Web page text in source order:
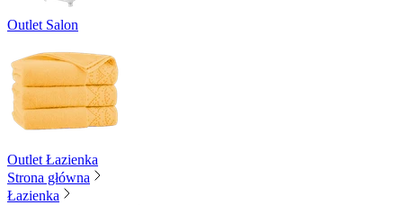
Outlet Salon
Outlet Łazienka
Strona główna
Łazienka